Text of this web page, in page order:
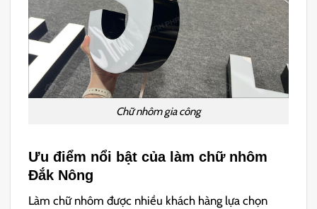
Chữ nhôm gia công
Ưu điểm nổi bật của làm chữ nhôm
Đắk Nông
Làm chữ nhôm được nhiều khách hàng lựa chọn